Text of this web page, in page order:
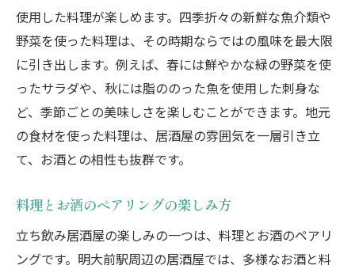
使用した料理が楽しめます。四季折々の新鮮な魚介類や
野菜を使った料理は、その時期ならではの風味を最大限
に引き出します。例えば、春には鮮やかな緑の野菜を使
ったサラダや、秋には脂ののった魚を使用した刺身な
ど、季節ごとの美味しさを楽しむことができます。地元
の食材を使った料理は、居酒屋の雰囲気を一層引き立
て、お酒との相性も抜群です。
料理とお酒のペアリングの楽しみ方
立ち飲み居酒屋の楽しみの一つは、料理とお酒のペアリ
ングです。明大前駅周辺の居酒屋では、多様なお酒と料